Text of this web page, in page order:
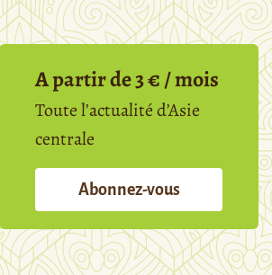
A partir de 3 € / mois
Toute l’actualité d’Asie
centrale
Abonnez-vous